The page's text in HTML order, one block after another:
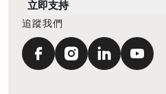
立即支持
追蹤我們